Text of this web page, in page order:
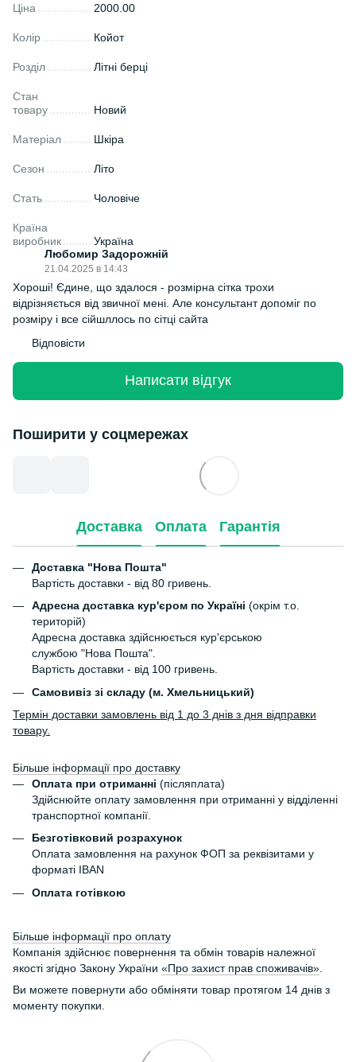
Ціна 2000.00
Колір Койот
Розділ Літні берці
Стан
товару
Новий
Матеріал Шкіра
Сезон Літо
Стать Чоловіче
Країна
виробник
Україна
Любомир Задорожній
21.04.2025 в 14:43
Хороші! Єдине, що здалося - розмірна сітка трохи
відрізняється від звичної мені. Але консультант допоміг по
розміру і все сійшллось по сітці сайта
Відповісти
Написати відгук
Поширити у соцмережах
Доставка Оплата Гарантія
Доставка "Нова Пошта"
Вартість доставки - від 80 гривень.
Адресна доставка кур'єром по Україні (окрім т.о.
територій)
Адресна доставка здійснюється кур'єрською
службою "Нова Пошта".
Вартість доставки - від 100 гривень.
Самовивіз зі складу (м. Хмельницький)
Термін доставки замовлень від 1 до 3 днів з дня відправки
товару.
Більше інформації про доставку
Оплата при отриманні (післяплата)
Здійснюйте оплату замовлення при отриманні у відділенні
транспортної компанії.
Безготівковий розрахунок
Оплата замовлення на рахунок ФОП за реквізитами у
форматі IBAN
Оплата готівкою
Більше інформації про оплату
Компанія здійснює повернення та обмін товарів належної
якості згідно Закону України «Про захист прав споживачів»
Ви можете повернути або обміняти товар протягом 14 днів з
моменту покупки.